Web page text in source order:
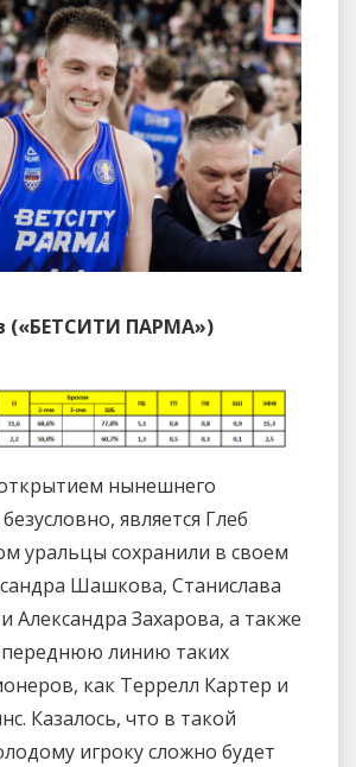
(«БЕТСИТИ ПАРМА»)
нынешнего
является Глеб
уральцы сохранили в своем
Шашкова, Станислава
Александра Захарова, а также
переднюю линию таких
как Террелл Картер и
Казалось, что в такой
игроку сложно будет